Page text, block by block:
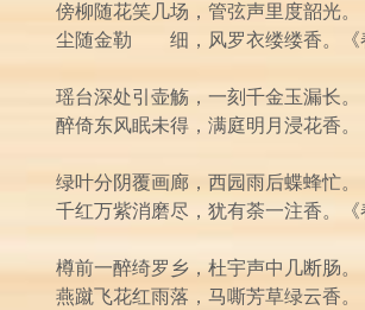
傍柳随花笑几场，管弦声里度韶光。
尘随金勒 细，风罗衣缕缕香。《
瑶台深处引壶觞，一刻千金玉漏长。
醉倚东风眠未得，满庭明月浸花香。
绿叶分阴覆画廊，西园雨后蝶蜂忙。
千红万紫消磨尽，犹有荼一注香。《
樽前一醉绮罗乡，杜宇声中几断肠。
燕蹴飞花红雨落，马嘶芳草绿云香。